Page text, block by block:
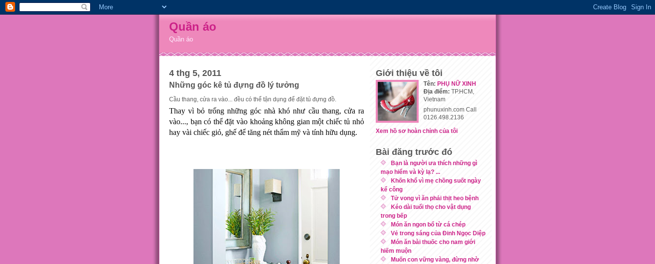
Quần áo
Quần áo
4 thg 5, 2011
Những góc kê tủ đựng đồ lý tưởng
Cầu thang, cửa ra vào... đều có thể tận dụng để đặt tủ đựng đồ.
Thay vì bỏ trống những góc nhà khó như cầu thang, cửa ra
vào..., bạn có thể đặt vào khoảng không gian một chiếc tủ nhỏ
hay vài chiếc giỏ, ghế để tăng nét thẩm mỹ và tính hữu dụng.
Giới thiệu về tôi
Tên: PHỤ NỮ XINH
Địa điểm: TP.HCM,
Vietnam
phunuxinh.com Call
0126.498.2136
Xem hồ sơ hoàn chỉnh của tôi
Bài đăng trước đó
Bạn là người ưa thích những gì
mạo hiểm và kỳ lạ? ...
Khốn khổ vì mẹ chồng suốt ngày
kể công
Tử vong vì ăn phải thịt heo bệnh
Kéo dài tuổi thọ cho vật dụng
trong bếp
Món ăn ngon bổ từ cá chép
Vẻ trong sáng của Đinh Ngọc Diệp
Món ăn bài thuốc cho nam giới
hiếm muộn
Muốn con vững vàng, đừng nhờ